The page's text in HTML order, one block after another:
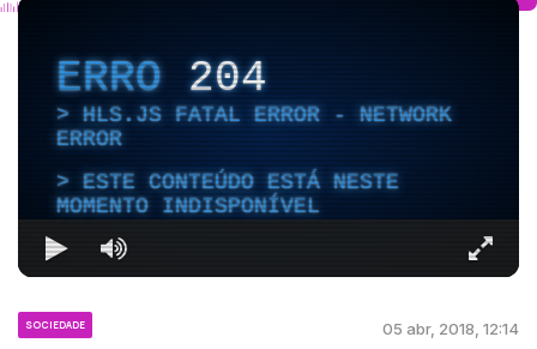
ERRO204
HLS.JS FATAL ERROR - NETWORK
ERROR
ESTE CONTEÚDO ESTÁ NESTE
MOMENTO INDISPONÍVEL
SOCIEDADE 05 abr, 2018, 12:14